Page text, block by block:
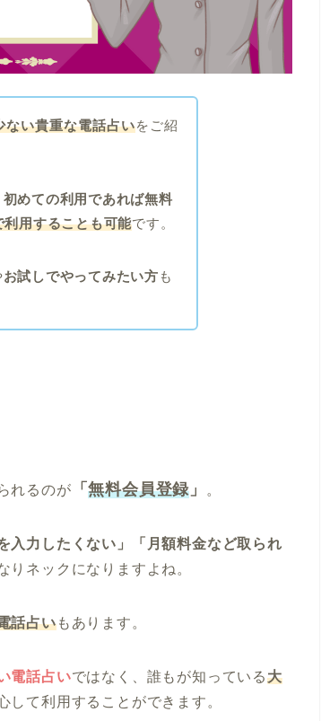
ない貴重な電話占いをご紹
初めての利用であれば無料
利用することも可能です。
お試しでやってみたい方 も
れるのが 「無料会員登録 」 。
入力したくない」「月額料金など取られ
りネックになりますよね。
話占いもあります。
電話占いではなく、誰もが知っている大
して利用することができます。